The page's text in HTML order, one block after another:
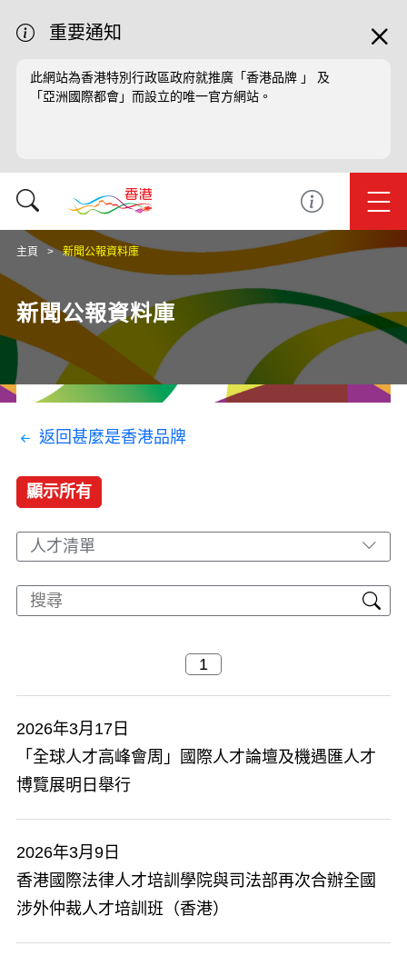
重要通知
此網站為香港特別行政區政府就推廣「香港品牌 」 及
「亞洲國際都會」而設立的唯一官方網站。
主頁 新聞公報資料庫
新聞公報資料庫
返回甚麼是香港品牌
顯示所有
人才清單
2026年3月17日
「全球人才高峰會周」國際人才論壇及機遇匯人才
博覽展明日舉行
2026年3月9日
香港國際法律人才培訓學院與司法部再次合辦全國
涉外仲裁人才培訓班（香港）